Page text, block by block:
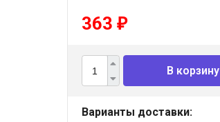
363 ₽
В корзину
Варианты доставки: